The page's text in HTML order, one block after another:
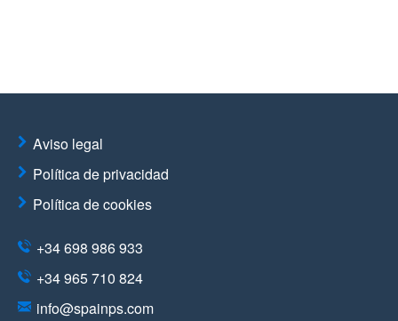
Aviso legal
Política de privacidad
Política de cookies
+34 698 986 933
+34 965 710 824
info@spainps.com